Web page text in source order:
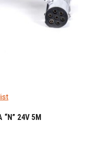
“N” 24V 5M